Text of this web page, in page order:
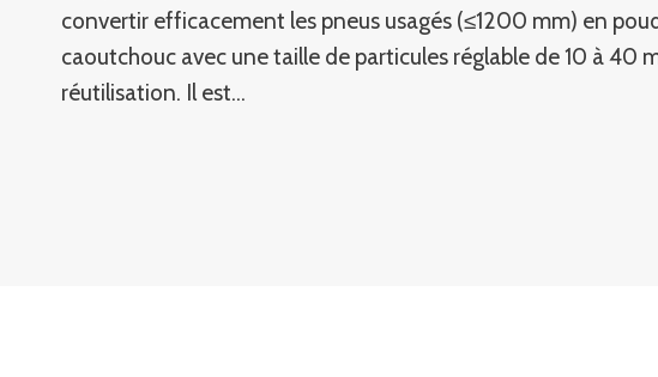
convertir efficacement les pneus usagés (≤1200 mm) en
caoutchouc avec une taille de particules réglable de 10 à 40
réutilisation. Il est…